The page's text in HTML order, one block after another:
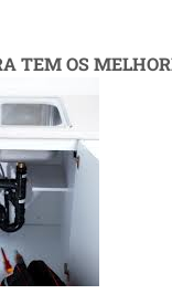
TEM OS